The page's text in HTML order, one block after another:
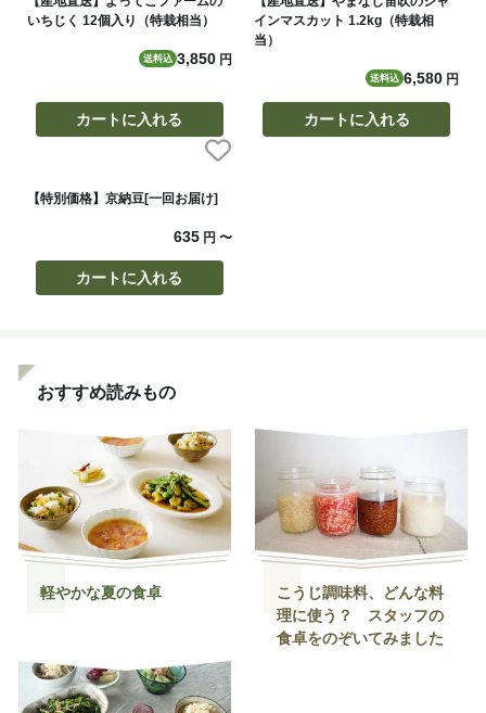
いちじく 12個入り（特栽相当）
送料込 3,850円
カートに入れる
インマスカット 1.2kg（特栽相
当）
送料込 6,580 円
カートに入れる
【特別価格】京納豆[一回お届け]
635円 〜
カートに入れる
おすすめ読みもの
軽やかな夏の食卓
こうじ調味料、どんな料
理に使う？ スタッフの
食卓をのぞいてみました